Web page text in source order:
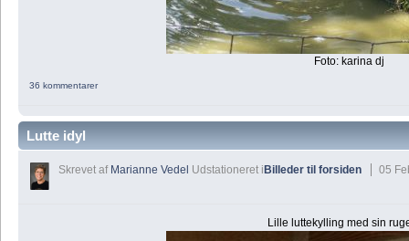
Foto: karina dj
36 kommentarer
Lutte idyl
Skrevet af Marianne Vedel Udstationeret i Billeder til forsiden 05
Lille luttekylling med sin